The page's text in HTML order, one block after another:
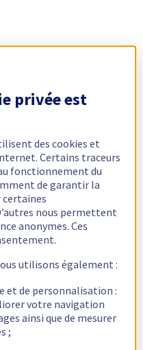
privée est
des cookies et
Certains traceurs
fonctionnement du
de garantir la
certaines
nous permettent
anonymes. Ces
utilisons également :
et de personnalisation :
votre navigation
ainsi que de mesurer
;